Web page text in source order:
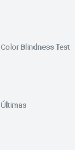
Color Blindness Test
Últimas